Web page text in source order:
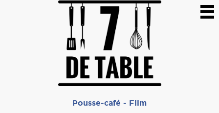
Pousse-café - Film